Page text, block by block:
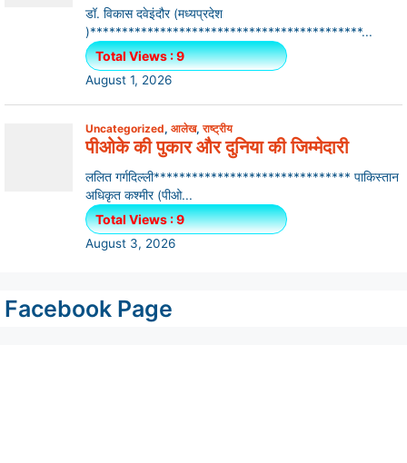
Facebook Page